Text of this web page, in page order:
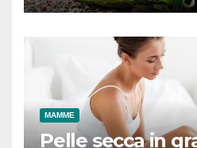
MAMME
Pelle secca in